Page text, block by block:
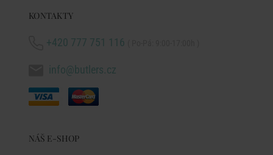
KONTAKTY
+420 777 751 116
info@butlers.cz
NÁŠ E-SHOP